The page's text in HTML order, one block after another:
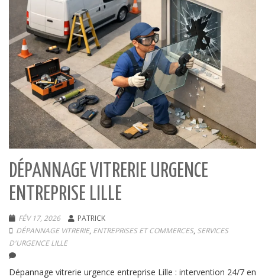
DÉPANNAGE VITRERIE URGENCE
ENTREPRISE LILLE
FÉV 17, 2026
PATRICK
DÉPANNAGE VITRERIE, ENTREPRISES ET COMMERCES, SERVICES
D'URGENCE LILLE
Dépannage vitrerie urgence entreprise Lille : intervention 24/7 en